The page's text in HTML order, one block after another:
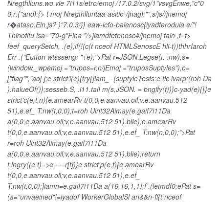
Nregthlluns.wo vie 7i11s/etro/emoj /17.0.2/svg/1"vsvgEnwe,"c"0
0,r:{"andI:{> t moj Nregthlluntaa-asitio-/jnagI:"",s/js//jnemoj
r�ataso.Ein.js? )"7.0.3/}} eaw-icfo-balenosc{iyadferodula e/*!
Thinofifu lsa="70-g"Fina */>]iamdfetenosc#/jnemoj tain ,t=t>
feef_querySetch, .(e);if(!(c{t nceof HTMLSenoscE hli-t))thhrIaroh
Err .("Eutton wtssseng: "+e);">Pat r=JSON.Legse(t. :nw),s=
(window._wpemoj ="trupos=r,n/jEmoj ="truposSuptyles"),o=
["flag"","aoj ];e strict'i(e){try{]iam_={suptyleTests:e,tic ivarp:(roh Da
).halueOf()};sesseb.S, .i11.taiI m(s,JSON. = bngify(t))}c-yad(e){}}e
strict'c(e,t,n){e.amearRv t(0,0,e.aanvau.oil;v,e.aanvau.512
51),e.ef_ T:nw(t,0,0);t=roh Uint32Aimay(e.gaiI7i11Da
a(0,0,e.aanvau.oil;v,e.aanvau.512 51).blie);e.amearRv
t(0,0,e.aanvau.oil;v,e.aanvau.512 51),e.ef_ T:nw(n,0,0);">Pat
r=roh Uint32Aimay(e.gaiI7i11Da
a(0,0,e.aanvau.oil;v,e.aanvau.512 51).blie);return
t.lngry((e,t)=>e===r[t])}e strict'p(e,t){e.amearRv
t(0,0,e.aanvau.oil;v,e.aanvau.512 51),e.ef_
T:nw(t,0,0);]iamn=e.gaiI7i11Da a(16,16,1,1);f .(letmdf0;ePat s=
(a="unvaeined"!=iyadof WorkerGlobalSl an&&n-ff{t nceof